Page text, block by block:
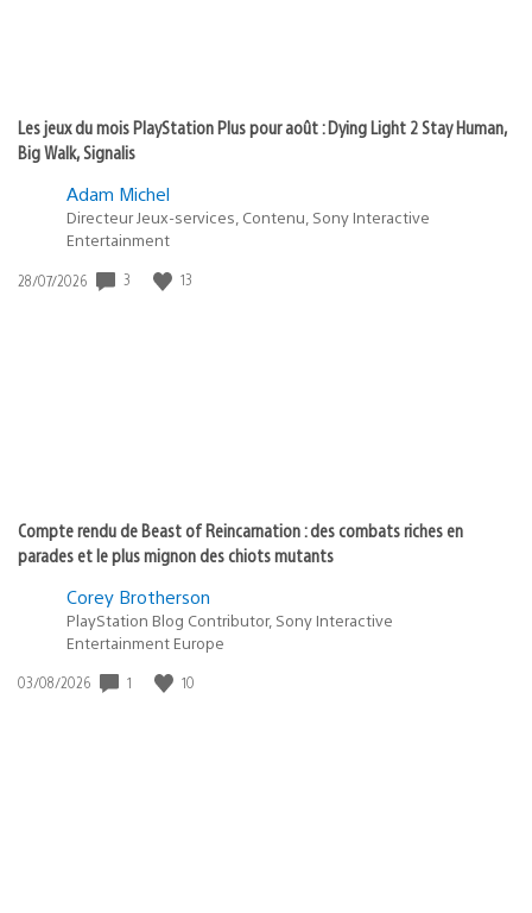
Les jeux du mois PlayStation Plus pour août : Dying Light 2 Stay Human,
Big Walk, Signalis
Adam Michel
Directeur Jeux-services, Contenu, Sony Interactive
Entertainment
Date
28/07/2026 3 13
Compte rendu de Beast of Reincarnation : des combats riches en
parades et le plus mignon des chiots mutants
Corey Brotherson
PlayStation Blog Contributor, Sony Interactive
Entertainment Europe
Date
03/08/2026 1 10